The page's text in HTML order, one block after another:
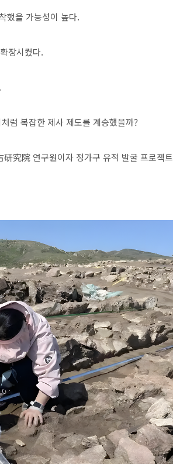
했을 가능성이 높다.
장시켰다.
럼 복잡한 제사 제도를 계승했을까?
究院 연구원이자 정가구 유적 발굴 프로젝트